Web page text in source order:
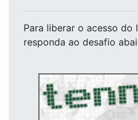
Para liberar o acesso do
responda ao desafio